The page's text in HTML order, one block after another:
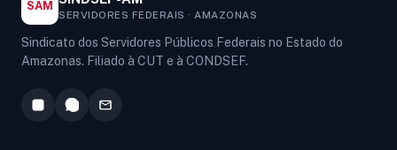
SAM
SERVIDORES FEDERAIS · AMAZONAS
Sindicato dos Servidores Públicos Federais no Estado do
Amazonas. Filiado à CUT e à CONDSEF.